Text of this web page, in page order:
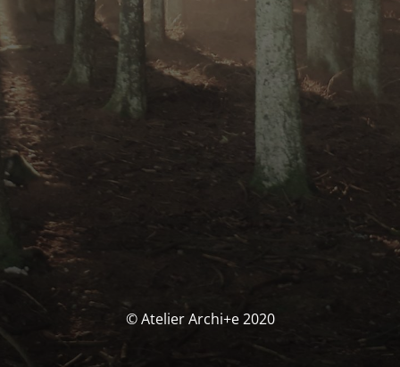
© Atelier Archi+e 2020